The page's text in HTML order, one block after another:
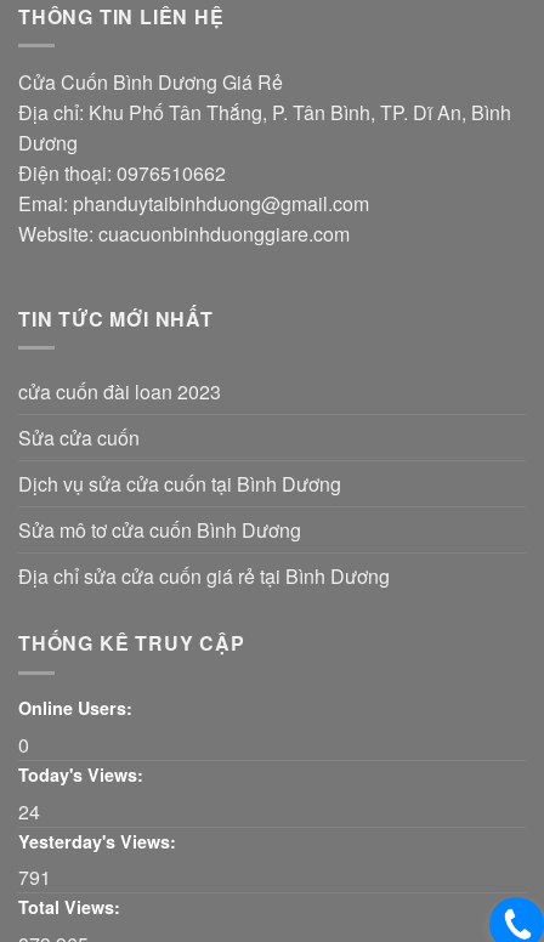
THÔNG TIN LIÊN HỆ
Cửa Cuốn Bình Dương Giá Rẻ
Địa chỉ: Khu Phố Tân Thắng, P. Tân Bình, TP. Dĩ An, Bình
Dương
Điện thoại: 0976510662
Emai: phanduytaibinhduong@gmail.com
Website: cuacuonbinhduonggiare.com
TIN TỨC MỚI NHẤT
cửa cuốn đài loan 2023
Sửa cửa cuốn
Dịch vụ sửa cửa cuốn tại Bình Dương
Sửa mô tơ cửa cuốn Bình Dương
Địa chỉ sửa cửa cuốn giá rẻ tại Bình Dương
THỐNG KÊ TRUY CẬP
Online Users:
0
Today's Views:
24
Yesterday's Views:
791
Total Views: